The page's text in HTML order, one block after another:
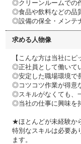
◎クリーンルームでの
◎食品や飲料などの品
◎設備の保全・メンテ
求める人物像
【こんな方は当社にピ
◎正社員として働いて
◎安定した職場環境で
◎コツコツ作業が得意
◎スキルがなくても、
◎当社の仕事に興味を
★ほとんどが未経験か
特別なスキルは必要あ
ます。